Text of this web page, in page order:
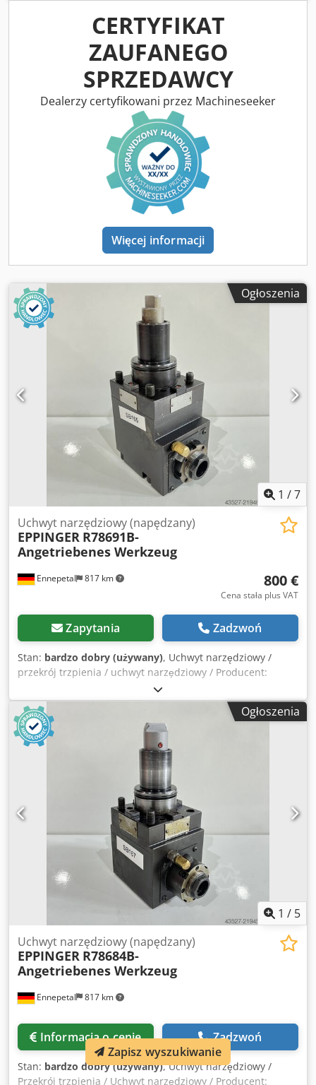
CERTYFIKAT
ZAUFANEGO
SPRZEDAWCY
Dealerzy certyfikowani przez Machineseeker
Więcej informacji
Ogłoszenia
1 /7
Ennepetal 817 km
Uchwyt narzędziowy (napędzany)
EPPINGER R78691B-
Angetriebenes Werkzeug
800 €
Cena stała plus VAT
Zapytania Zadzwoń
Stan: bardzo dobry (używany), Uchwyt narzędziowy /
przekrój trzpienia / uchwyt narzędziowy / Producent:
EPPINGER GmbH Seria: PRECI-FLEX® EPPINGER PRECI-FLEX
R78691B NARZĘDZIE NAPĘDZANE Numer seryjny: 34143-5
Numer referencyjny: R78691B Przełożenie: i = 1:1
Maksymalna prędkość obrotowa: n_max = 5000 obr./min
Wymiar L1: 99,99 mm Stan: Bardzo dobry Dwodpfx Asy S
Ogłoszenia
1 / 5
Ennepetal 817 km
Uchwyt narzędziowy (napędzany)
EPPINGER R78684B-
Angetriebenes Werkzeug
Informacja o cenie Zadzwoń
Stan: bardzo dobry (używany), Uchwyt narzędziowy /
Przekrój trzpienia / Uchwyt narzędziowy / Producent:
Zapisz wyszukiwanie